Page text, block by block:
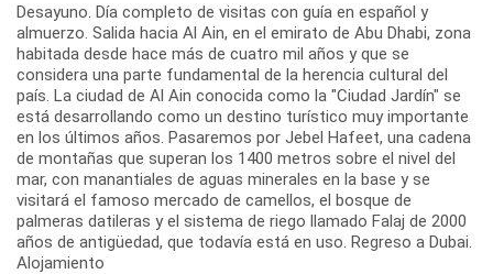
Desayuno. Día completo de visitas con guía en español y
almuerzo. Salida hacia Al Ain, en el emirato de Abu Dhabi, zona
habitada desde hace más de cuatro mil años y que se
considera una parte fundamental de la herencia cultural del
país. La ciudad de Al Ain conocida como la "Ciudad Jardín" se
está desarrollando como un destino turístico muy importante
en los últimos años. Pasaremos por Jebel Hafeet, una cadena
de montañas que superan los 1400 metros sobre el nivel del
mar, con manantiales de aguas minerales en la base y se
visitará el famoso mercado de camellos, el bosque de
palmeras datileras y el sistema de riego llamado Falaj de 2000
años de antigüedad, que todavía está en uso. Regreso a Dubai.
Alojamiento